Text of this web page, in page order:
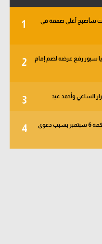
1
سأصبح أغلى صفقة في
2
سبور رفع عرضه لضم إمام
3 الساعي وأحمد عيد
4
الشروق: استدعاء محمد صلاح أمام المحكمة 6 سبتمبر بسبب دعوى